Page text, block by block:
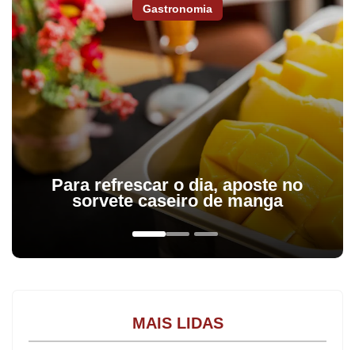
Gastronomia
Para refrescar o dia, aposte no
sorvete caseiro de manga
MAIS LIDAS